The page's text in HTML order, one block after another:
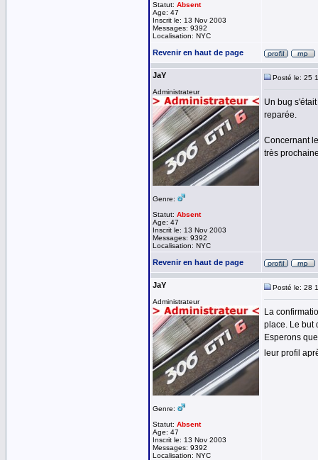
Statut: Absent
Age: 47
Inscrit le: 13 Nov 2003
Messages: 9392
Localisation: NYC
Revenir en haut de page
JaY
Administrateur
Genre:
Statut: Absent
Age: 47
Inscrit le: 13 Nov 2003
Messages: 9392
Localisation: NYC
Posté le: 25
Un bug
reparée.
Concernant
très
Revenir en haut de page
JaY
Administrateur
Genre:
Statut: Absent
Age: 47
Inscrit le: 13 Nov 2003
Messages: 9392
Localisation: NYC
Posté le: 28
La
place. Le but
Esperons
leur profil